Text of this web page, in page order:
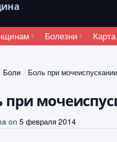
Болезни
Боли Боль при
при
on 5 февраля 2014